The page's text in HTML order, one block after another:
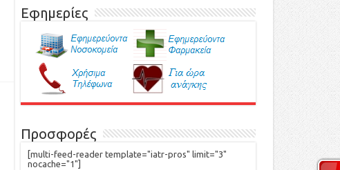
Εφημερίες
Προσφορές
[multi-feed-reader template="iatr-pros" limit="3"
nocache="1"]